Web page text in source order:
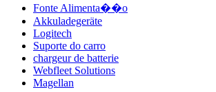
Fonte Alimenta��o
Akkuladegeräte
Logitech
Suporte do carro
chargeur de batterie
Webfleet Solutions
Magellan